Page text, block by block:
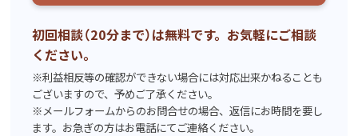
初回相談（20分まで）は無料です。お気軽にご相談
ください。
※利益相反等の確認ができない場合には対応出来かねることも
ございますので、予めご了承ください。
※メールフォームからのお問合せの場合、返信にお時間を要し
ます。お急ぎの方はお電話にてご連絡ください。